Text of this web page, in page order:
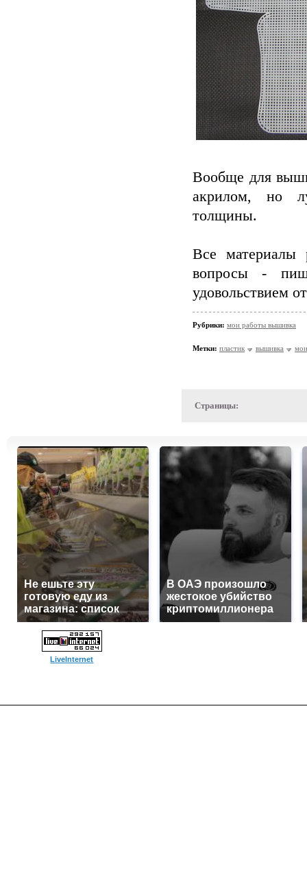
Вообще для
акрилом, но
толщины.
Все материалы
вопросы -
удовольствием
Рубрики: мои работы вышивка
Метки: пластик вышивка
Страницы:
Не ешьте эту
готовую еду из
магазина: список
В ОАЭ произошло
жестокое убийство
криптомиллионера
LiveInternet